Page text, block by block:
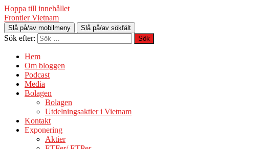
Hoppa till innehållet
Frontier Vietnam
Slå på/av mobilmeny Slå på/av sökfält
Sök efter:
Hem
Om bloggen
Podcast
Media
Bolagen
Bolagen
Utdelningsaktier i Vietnam
Kontakt
Exponering
Aktier